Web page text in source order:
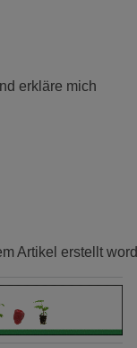
erkläre mich
Artikel erstellt